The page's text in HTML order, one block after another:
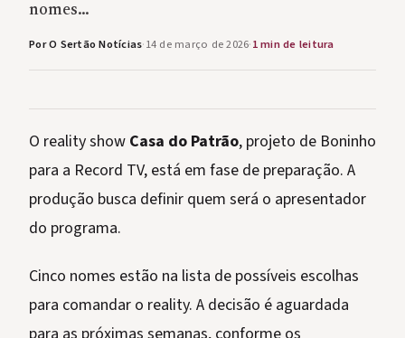
nomes…
Por O Sertão Notícias·14 de março de 2026·1 min de leitura
O reality show Casa do Patrão, projeto de Boninho
para a Record TV, está em fase de preparação. A
produção busca definir quem será o apresentador
do programa.
Cinco nomes estão na lista de possíveis escolhas
para comandar o reality. A decisão é aguardada